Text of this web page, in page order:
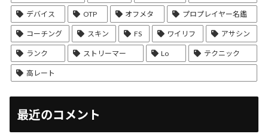
デバイス OTP オフメタ プロプレイヤー名鑑
コーチング スキン FS ワイリフ アサシン
ランク ストリーマー Lo テクニック
高レート
最近のコメント